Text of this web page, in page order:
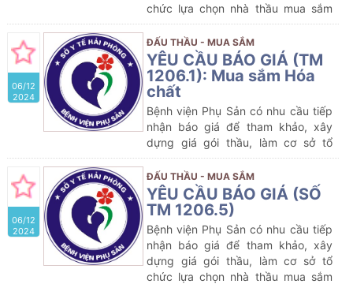
chức lựa chọn nhà thầu mua sắm
gói thầu dự kiến:Mua sắm Vật tư y
tếcủa Bệnh viện Phụ Sản năm
2024-2025
06/12
2024
ĐẤU THẦU - MUA SẮM
YÊU CẦU BÁO GIÁ (TM
1206.1): Mua sắm Hóa
chất
Bệnh viện Phụ Sản có nhu cầu tiếp
nhận báo giá để tham khảo, xây
dựng giá gói thầu, làm cơ sở tổ
chức lựa chọn nhà thầu mua sắm
gói thầu dự kiến:Mua sắm
chấtcủa Bệnh viện Phụ Sản năm
2024-2025
06/12
2024
ĐẤU THẦU - MUA SẮM
YÊU CẦU BÁO GIÁ (SỐ
TM 1206.5)
Bệnh viện Phụ Sản có nhu cầu tiếp
nhận báo giá để tham khảo, xây
dựng giá gói thầu, làm cơ sở tổ
chức lựa chọn nhà thầu mua sắm